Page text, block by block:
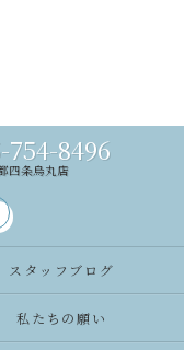
754-8496
四条烏丸店
スタッフブログ
私たちの願い